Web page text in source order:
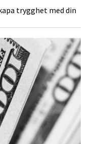
trygghet med din